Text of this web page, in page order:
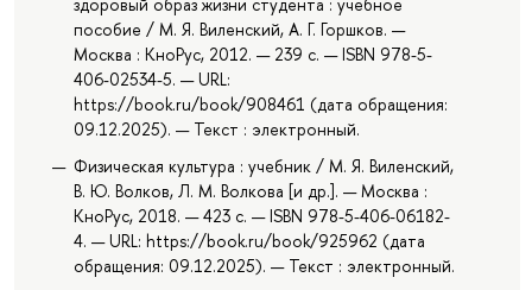
пособие / М. Я. Виленский, А. Г. Горшков. —
Москва : КноРус, 2012. — 239 с. — ISBN 978-5-
406-02534-5. — URL:
https://book.ru/book/908461 (дата обращения:
09.12.2025). — Текст : электронный.
Физическая культура : учебник / М. Я. Виленский,
В. Ю. Волков, Л. М. Волкова [и др.]. — Москва :
КноРус, 2018. — 423 с. — ISBN 978-5-406-06182-
4. — URL: https://book.ru/book/925962 (дата
обращения: 09.12.2025). — Текст : электронный.